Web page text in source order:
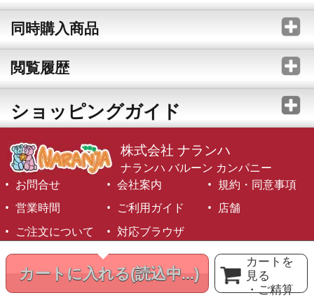
カートに入れる(読込中...)
カートを
見る
・ご精算
同時購入商品
閲覧履歴
ショッピングガイド
株式会社 ナランハ
ナランハ バルーン カンパニー
お問合せ
会社案内
規約・同意事項
営業時間
ご利用ガイド
店舗
ご注文について
対応ブラウザ
©1999-2026 NARANJA Inc. All Rights Reserved.